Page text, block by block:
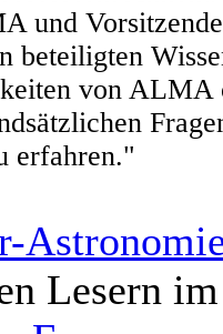
und
beteiligten
von ALMA
erfahren."
Lesern im